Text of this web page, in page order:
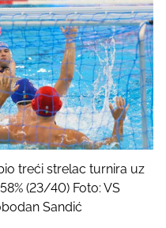
treći strelac turnira uz
(23/40) Foto: VS
Sandić